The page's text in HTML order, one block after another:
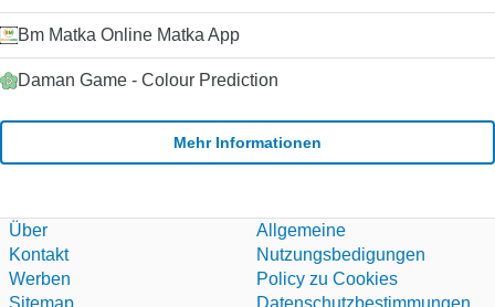
Bm Matka Online Matka App
Daman Game - Colour Prediction
Mehr Informationen
Über
Kontakt
Werben
Sitemap
Allgemeine
Nutzungsbedigungen
Policy zu Cookies
Datenschutzbestimmungen